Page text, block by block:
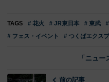
TAGS # 花火 # JR東日本 # 東武
# フェス・イベント
# つくばエクス
「ニュ
前の記事